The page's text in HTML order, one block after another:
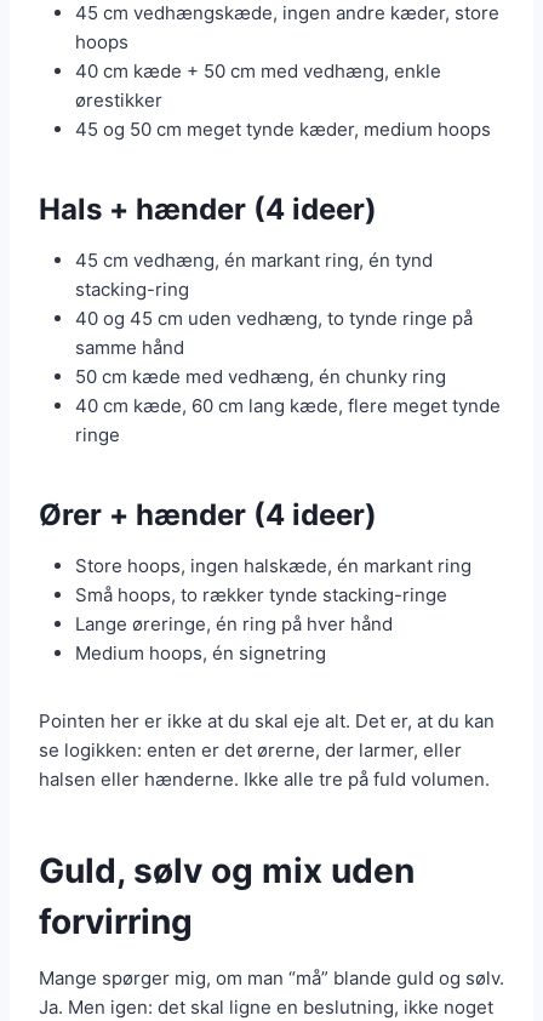
45 cm vedhængskæde, ingen andre kæder, store
hoops
40 cm kæde + 50 cm med vedhæng, enkle
ørestikker
45 og 50 cm meget tynde kæder, medium hoops
Hals + hænder (4 ideer)
45 cm vedhæng, én markant ring, én tynd
stacking-ring
40 og 45 cm uden vedhæng, to tynde ringe på
samme hånd
50 cm kæde med vedhæng, én chunky ring
40 cm kæde, 60 cm lang kæde, flere meget tynde
ringe
Ører + hænder (4 ideer)
Store hoops, ingen halskæde, én markant ring
Små hoops, to rækker tynde stacking-ringe
Lange øreringe, én ring på hver hånd
Medium hoops, én signetring
Pointen her er ikke at du skal eje alt. Det er, at du kan
se logikken: enten er det ørerne, der larmer, eller
halsen eller hænderne. Ikke alle tre på fuld volumen.
Guld, sølv og mix uden
forvirring
Mange spørger mig, om man “må” blande guld og sølv.
Ja. Men igen: det skal ligne en beslutning, ikke noget